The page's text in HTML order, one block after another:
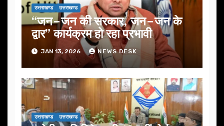
उत्तराखण्ड उत्तराखण्ड
“जन–जन की सरकार, जन–जन के
द्वार” कार्यक्रम हो रहा प्रभावी
JAN 13, 2026 NEWS DESK
उत्तराखण्ड उत्तराखण्ड